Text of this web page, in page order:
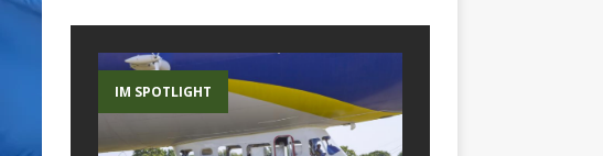
IM SPOTLIGHT